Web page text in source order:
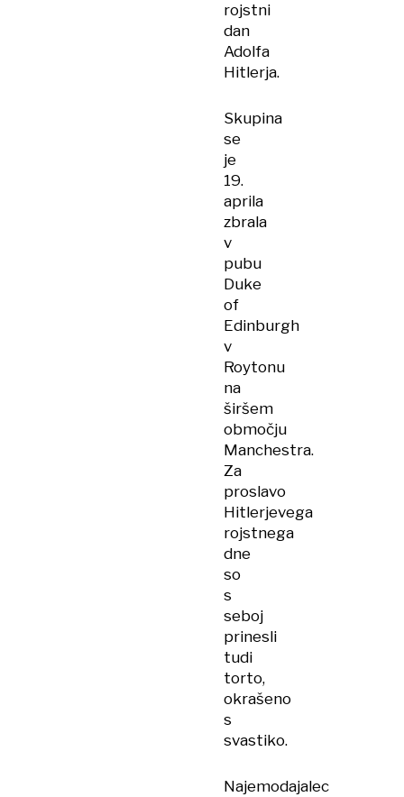
rojstni
dan
Adolfa
Hitlerja.
Skupina
se
je
19.
aprila
zbrala
v
pubu
Duke
of
Edinburgh
v
Roytonu
na
širšem
območju
Manchestra.
Za
proslavo
Hitlerjevega
rojstnega
dne
so
s
seboj
prinesli
tudi
torto,
okrašeno
s
svastiko.
Najemodajalec